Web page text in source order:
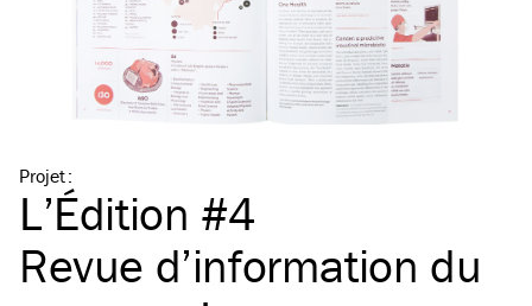
Projet:
L’Édition #4
Revue d’information du